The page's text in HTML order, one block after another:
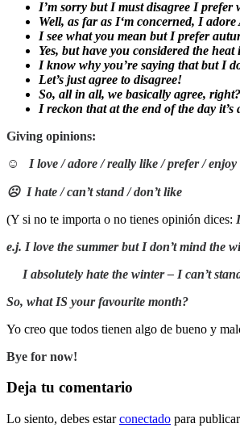
I’m sorry but I must disagree I prefer
Well, as far as I‘m concerned, I adore
I see what you mean butI prefer
Yes, but have you consideredthe heat
I know why you’re saying that butI
Let’s just agree to disagree!
So, all in all, we basically agree, right?
I reckon that at the end of the day it’s
Giving opinions:
☺
I love / adore / really like / prefer / enjoy
☹I hate / can’t stand / don’t like
(Y si no te importa o no tienes opinión dices:
e.j. I love the summer but I don’t mind the
I absolutely hate the winter – I can’t
So, what IS your favourite month?
Yo creo que todos tienen algo de bueno y
Bye for now!
Deja tu comentario
Lo siento, debes estarconectado para